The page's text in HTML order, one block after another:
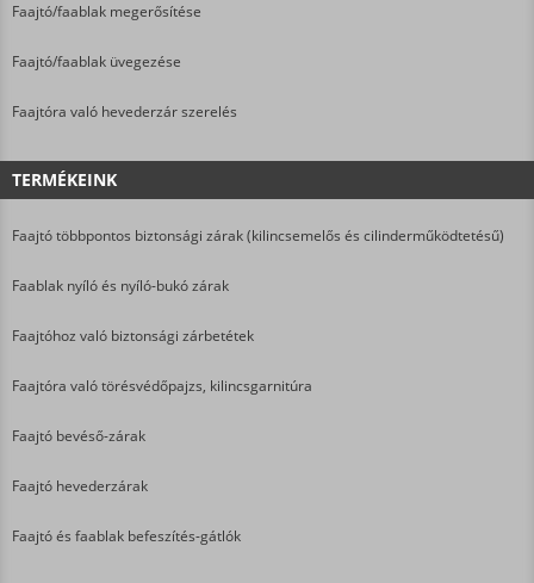
Faajtó/faablak megerősítése
Faajtó/faablak üvegezése
Faajtóra való hevederzár szerelés
TERMÉKEINK
Faajtó többpontos biztonsági zárak (kilincsemelős és cilinderműködtetésű)
Faablak nyíló és nyíló-bukó zárak
Faajtóhoz való biztonsági zárbetétek
Faajtóra való törésvédőpajzs, kilincsgarnitúra
Faajtó bevéső-zárak
Faajtó hevederzárak
Faajtó és faablak befeszítés-gátlók